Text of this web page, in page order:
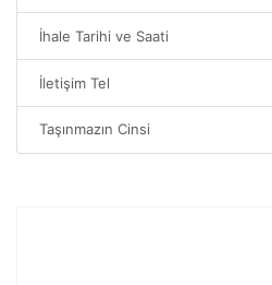
İhale Tarihi ve Saati
İletişim Tel
Taşınmazın Cinsi